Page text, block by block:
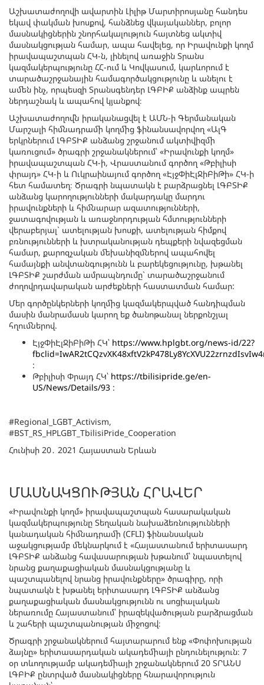
Աշխատաժողովի ավարտին Լիլիթ Մարտիրոսյանը հանդես
եկավ փակման խոսքով, հանձնեց վկայականներ, բոլոր
մասնակիցներին շնորհակալություն հայտնեց ակտիվ
մասնակցության համար, ապա հավելեց, որ Իրավունքի կողմ
իրավապաշտպան ՀԿ-ն, լինելով առաջին Տրանս
կազմակերպությունը ՀՀ-ում և Կովկասում, կարևորում է
տարածաշրջանային համագործակցությունը և անելու է
ամեն ինչ, որպեսզի Տրանսգենդեր ԼԳԲԻՔ անձինք ապրեն
ներդաշնակ և ապահով կյանքով։
Աշխատաժողովն իրականացվել է ԱՄՆ-ի Գերմանական
Մարշալի հիմնադրամի կողմից ֆինանսավորվող «ԱլԳ
երկրներում ԼԳԲՏԻՔ անձանց շրջանում ակտիվիզմի
կառուցում» ծրագրի շրջանակներում՝ «Իրավունքի կողմ»
իրավապաշտպան ՀԿ-ի, Վրաստանում գործող «Թբիլիսի
փրայդ» ՀԿ-ի և Ուկրաինայում գործող «ԷյջՓիԷլՋիԲիԹի» ՀԿ-ի
հետ համատեղ։ Ծրագրի նպատակն է բարձրացնել ԼԳԲՏԻՔ
անձանց կարողությունների մակարդակը մարդու
իրավունքների և հիմնարար ազատությունների,
ջատագովության և առաջնորդության հմտությունների
վերաբերյալ` ատելության խոսքի, ատելության հիմքով
բռնությունների և խտրականության դեպքերի նվազեցման
համար, քարոզչական մեխանիզմներով ապահովել
համայնքի անվտանգությունն և բարեկեցությունը, խթանել
ԼԳԲՏԻՔ շարժման ամրապնդումը` տարածաշրջանում
ժողովրդավարական արժեքների հաստատման համար:
Մեր գործընկերների կողմից կազմակերպված հանդիպման
մասին մանրամասն կարող եք ծանոթանալ ներքոնշյալ
հղումներով.
ԷյջՓիԷլՋիԲիԹի ՀԿ՝ https://www.hplgbt.org/news-id/22?
:
Թբիլիսի Փրայդ ՀԿ՝ https://tbilisipride.ge/en-
US/News/Details/93 :
#Regional_LGBT_Activism,
#BST_RS_HPLGBT_TbilisiPride_Cooperation
Հունիսի 20․ 2021 Հայաստան Երևան
ՄԱՍՆԱԿՑՈՒԹՅԱՆ ՀՐԱՎԵՐ
«Իրավունքի կողմ» իրավապաշտպան հասարակական
կազմակերպությունը Տեղական նախաձեռնությունների
կանադական հիմնադրամի (CFLI) ֆինանսական
աջակցությամբ մեկնարկում է «Հայաստանում երիտասարդ
ԼԳԲՏԻՔ անձանց հավասարության խթանում՝ նպաստելով
նրանց քաղաքացիական մասնակցությանը և
պաշտպանելով նրանց իրավունքները» ծրագիրը, որի
նպատակն է խթանել երիտասարդ ԼԳԲՏԻՔ անձանց
քաղաքացիական մասնակցությունն ու սոցիալական
ներառումը Հայաստանում՝ իրազեկվածության բարձրացման
և շահերի պաշտպանության միջոցով։
Ծրագրի շրջանակներում հայտարարում ենք «Փոփոխության
ձայնը» երիտասարդական ակադեմիայի ընդունելություն։ 7
օր տևողությամբ ակադեմիայի շրջանակներում 20 ՏՐԱՆՍ
ԼԳԲԻՔ ընտրված մասնակիցները հնարավորություն